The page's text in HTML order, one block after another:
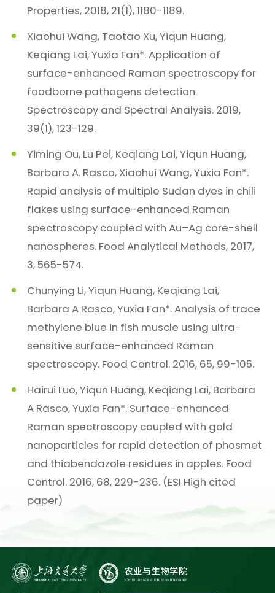
Properties, 2018, 21(1), 1180-1189.
Xiaohui Wang, Taotao Xu, Yiqun Huang,
Keqiang Lai, Yuxia Fan*. Application of
surface-enhanced Raman spectroscopy for
foodborne pathogens detection.
Spectroscopy and Spectral Analysis. 2019,
39(1), 123-129.
Yiming Ou, Lu Pei, Keqiang Lai, Yiqun Huang,
Barbara A. Rasco, Xiaohui Wang, Yuxia Fan*.
Rapid analysis of multiple Sudan dyes in chili
flakes using surface-enhanced Raman
spectroscopy coupled with Au–Ag core-shell
nanospheres. Food Analytical Methods, 2017,
3, 565-574.
Chunying Li, Yiqun Huang, Keqiang Lai,
Barbara A Rasco, Yuxia Fan*. Analysis of trace
methylene blue in fish muscle using ultra-
sensitive surface-enhanced Raman
spectroscopy. Food Control. 2016, 65, 99-105.
Hairui Luo, Yiqun Huang, Keqiang Lai, Barbara
A Rasco, Yuxia Fan*. Surface-enhanced
Raman spectroscopy coupled with gold
nanoparticles for rapid detection of phosmet
and thiabendazole residues in apples. Food
Control. 2016, 68, 229-236. (ESI High cited
paper)